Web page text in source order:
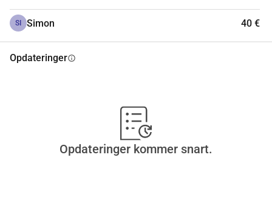
SI Simon 40 €
Opdateringerinfo
Opdateringer kommer snart.